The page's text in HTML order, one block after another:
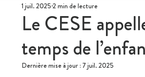
Le CESE
temps de
1 juil. 2025 2 min de lecture
Dernière mise à jour : 7 juil. 2025